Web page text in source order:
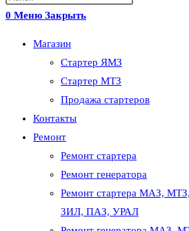
по
сайту
0 Меню Закрыть
Магазин
Стартер ЯМЗ
Стартер МТЗ
Продажа стартеров
Контакты
Ремонт
Ремонт стартера
Ремонт генератора
Ремонт стартера МАЗ,
ЗИЛ, ПАЗ, УРАЛ